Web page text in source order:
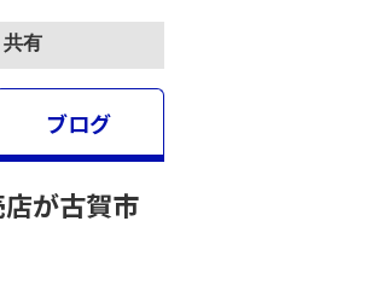
共有
ブログ
が古賀市